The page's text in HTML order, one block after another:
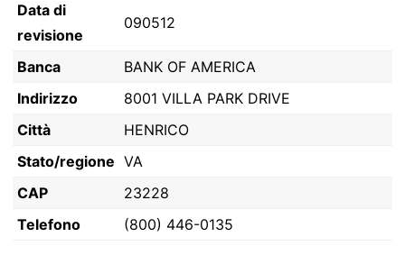
Data di
revisione
090512
Banca
BANK OF AMERICA
Indirizzo
8001 VILLA PARK DRIVE
Città
HENRICO
Stato/regione VA
CAP
23228
Telefono
(800) 446-0135